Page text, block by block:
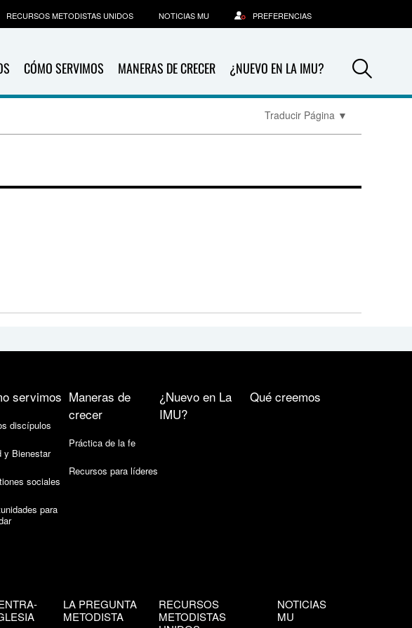
CÓMO SERVIMOS MANERAS DE CRECER ¿NUEVO EN LA IMU?
RECURSOS METODISTAS UNIDOS NOTICIAS MU PREFERENCIAS
Traducir Página ▼
servimos
discípulos
y Bienestar
sociales
para
Maneras de
crecer
Práctica de la fe
Recursos para líderes
¿Nuevo en La
IMU?
Qué creemos
LA PREGUNTA
METODISTA
RECURSOS
METODISTAS
NOTICIAS
MU